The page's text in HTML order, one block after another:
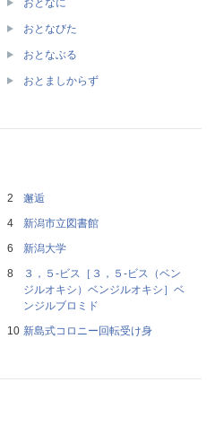
おとなに
おとなびた
おとなぶる
おとましからず
邂逅
新潟市立図書館
新潟大学
３，５‐ビス［３，５‐ビス（ベン
ジルオキシ）ベンジルオキシ］ベ
ンジルブロミド
新島式コロニー回転受け身